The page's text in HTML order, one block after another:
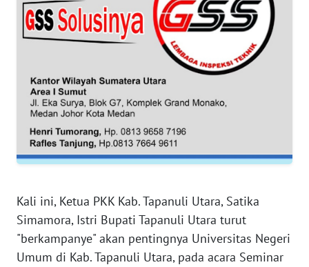
Kali ini, Ketua PKK Kab. Tapanuli Utara, Satika
Simamora, Istri Bupati Tapanuli Utara turut
"berkampanye" akan pentingnya Universitas Negeri
Umum di Kab. Tapanuli Utara, pada acara Seminar
WN
JAKARTA
JABAR
WN
BANTEN
WN
KEPRI